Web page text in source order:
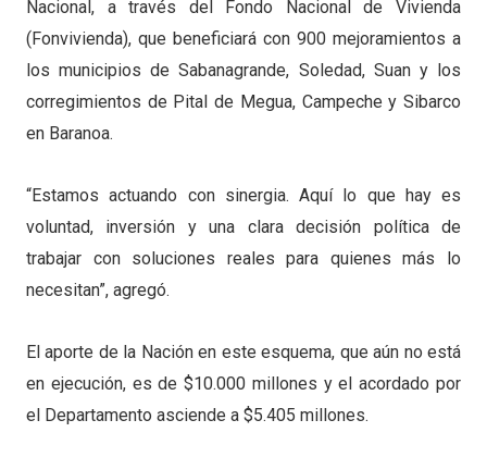
Nacional, a través del Fondo Nacional de Vivienda
(Fonvivienda), que beneficiará con 900 mejoramientos a
los municipios de Sabanagrande, Soledad, Suan y los
corregimientos de Pital de Megua, Campeche y Sibarco
en Baranoa.
“Estamos actuando con sinergia. Aquí lo que hay es
voluntad, inversión y una clara decisión política de
trabajar con soluciones reales para quienes más lo
necesitan”, agregó.
El aporte de la Nación en este esquema, que aún no está
en ejecución, es de $10.000 millones y el acordado por
el Departamento asciende a $5.405 millones.